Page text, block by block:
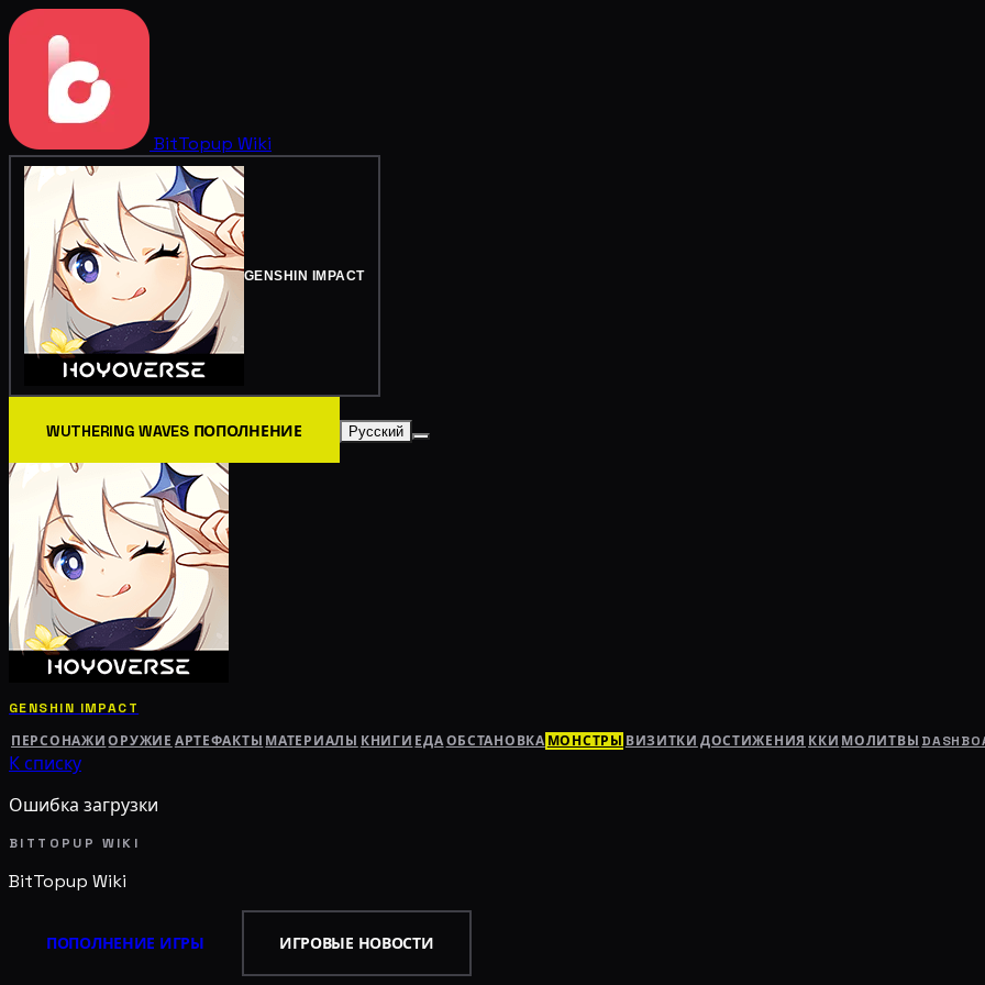
BitTopup Wiki
GENSHIN IMPACT
WUTHERING WAVES ПОПОЛНЕНИЕ Русский
GENSHIN IMPACT
ПЕРСОНАЖИ ОРУЖИЕ АРТЕФАКТЫ МАТЕРИАЛЫ КНИГИ ЕДАОБСТАНОВКА МОНСТРЫ ВИЗИТКИ ДОСТИЖЕНИЯ ККИ МОЛИТВЫ
К списку
Ошибка загрузки
BITTOPUP WIKI
BitTopup Wiki
ПОПОЛНЕНИЕ ИГРЫ ИГРОВЫЕ НОВОСТИ